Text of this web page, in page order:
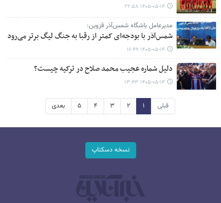
۱۴۰۵-۰۵-۱۴ ۲۲:۵۸
مدیرعامل باشگاه شمس‌آذر قزوین:
شمس‌آذر با بودجه‌ای کمتر از رقبا به جنگ لیگ برتر می‌رود
۱۴۰۵-۰۵-۱۴ ۱۶:۴۹
دلیل شماره عجیب محمد صلاح در ترکیه چیست؟
۱۴۰۵-۰۵-۱۴ ۱۳:۴۳
قبلی ۱ ۲ ۳ ۴ ۵ بعدی
نسخه دسکتاپ